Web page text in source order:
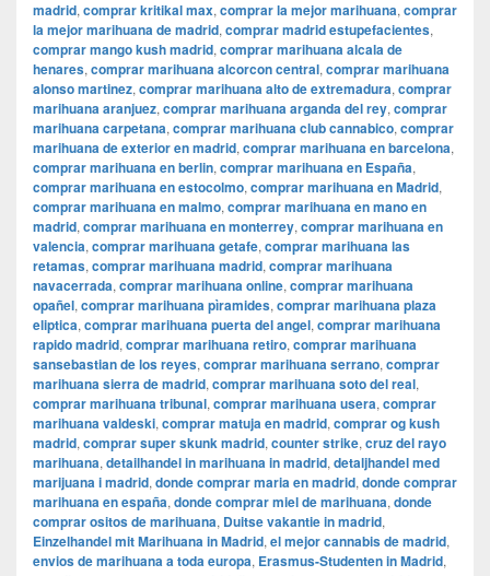
madrid, comprar kritikal max, comprar la mejor marihuana, comprar
la mejor marihuana de madrid, comprar madrid estupefacientes,
comprar mango kush madrid, comprar marihuana alcala de
henares, comprar marihuana alcorcon central, comprar marihuana
alonso martinez, comprar marihuana alto de extremadura, comprar
marihuana aranjuez, comprar marihuana arganda del rey, comprar
marihuana carpetana, comprar marihuana club cannabico, comprar
marihuana de exterior en madrid, comprar marihuana en barcelona,
comprar marihuana en berlin, comprar marihuana en España,
comprar marihuana en estocolmo, comprar marihuana en Madrid,
comprar marihuana en malmo, comprar marihuana en mano en
madrid, comprar marihuana en monterrey, comprar marihuana en
valencia, comprar marihuana getafe, comprar marihuana las
retamas, comprar marihuana madrid, comprar marihuana
navacerrada, comprar marihuana online, comprar marihuana
opañel, comprar marihuana pìramides, comprar marihuana plaza
eliptica, comprar marihuana puerta del angel, comprar marihuana
rapido madrid, comprar marihuana retiro, comprar marihuana
sansebastian de los reyes, comprar marihuana serrano, comprar
marihuana sierra de madrid, comprar marihuana soto del real,
comprar marihuana tribunal, comprar marihuana usera, comprar
marihuana valdeski, comprar matuja en madrid, comprar og kush
madrid, comprar super skunk madrid, counter strike, cruz del rayo
marihuana, detailhandel in marihuana in madrid, detaljhandel med
marijuana i madrid, donde comprar maria en madrid, donde comprar
marihuana en españa, donde comprar miel de marihuana, donde
comprar ositos de marihuana, Duitse vakantie in madrid,
Einzelhandel mit Marihuana in Madrid, el mejor cannabis de madrid,
envios de marihuana a toda europa, Erasmus-Studenten in Madrid,